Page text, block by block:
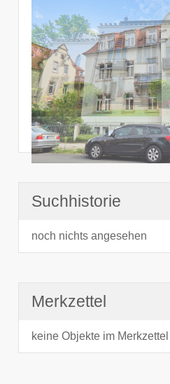
Suchhistorie
noch nichts angesehen
Merkzettel
keine Objekte im Merkzettel